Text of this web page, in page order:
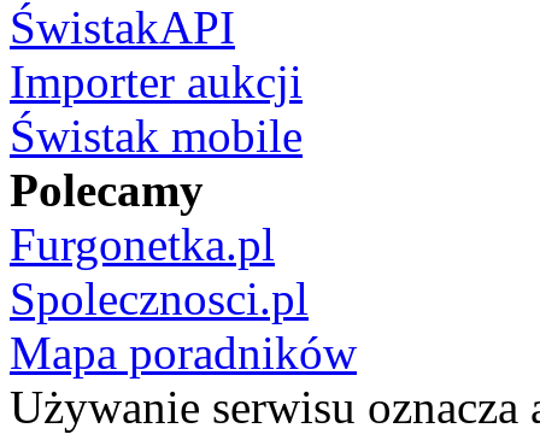
ŚwistakAPI
Importer aukcji
Świstak mobile
Polecamy
Furgonetka.pl
Spolecznosci.pl
Mapa poradników
Używanie serwisu oznacza